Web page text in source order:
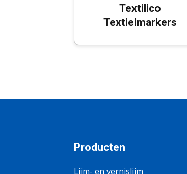
Textilico
Textielmarkers
Producten
Lijm- en vernislijm